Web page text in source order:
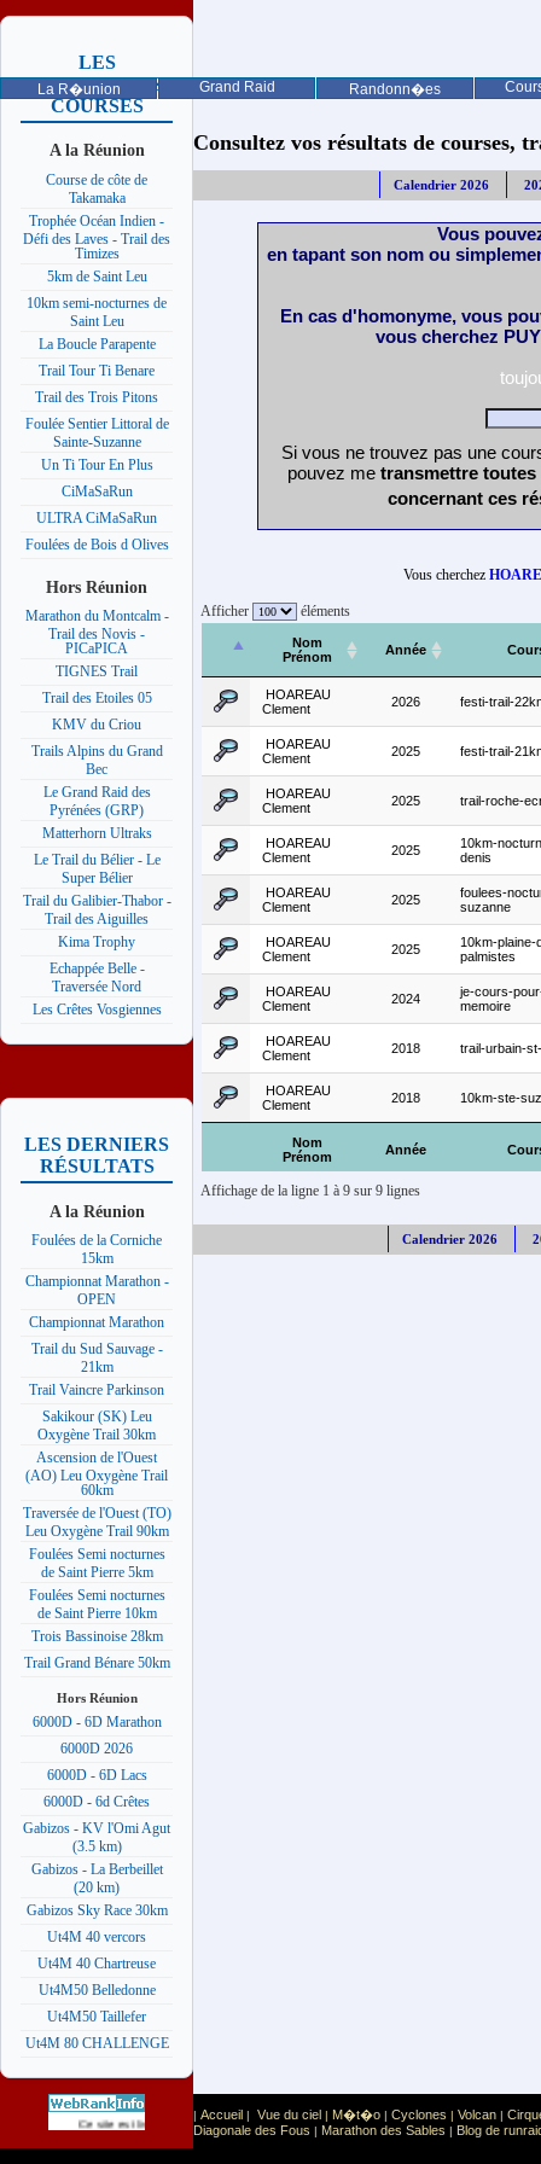
La R�union Grand Raid Randonn�es
LES
PROCHAINES
COURSES
A la Réunion
Course de côte de
Takamaka
Trophée Océan Indien -
Défi des Laves - Trail des
Timizes
5km de Saint Leu
10km semi-nocturnes de
Saint Leu
La Boucle Parapente
Trail Tour Ti Benare
Trail des Trois Pitons
Foulée Sentier Littoral de
Sainte-Suzanne
Un Ti Tour En Plus
CiMaSaRun
ULTRA CiMaSaRun
Foulées de Bois d Olives
Hors Réunion
Marathon du Montcalm -
Trail des Novis -
PICaPICA
TIGNES Trail
Trail des Etoiles 05
KMV du Criou
Trails Alpins du Grand
Bec
Le Grand Raid des
Pyrénées (GRP)
Matterhorn Ultraks
Le Trail du Bélier - Le
Super Bélier
Trail du Galibier-Thabor -
Trail des Aiguilles
Kima Trophy
Echappée Belle -
Traversée Nord
Les Crêtes Vosgiennes
LES DERNIERS
RÉSULTATS
A la Réunion
Foulées de la Corniche
15km
Championnat Marathon -
OPEN
Championnat Marathon
Trail du Sud Sauvage -
21km
Trail Vaincre Parkinson
Sakikour (SK) Leu
Oxygène Trail 30km
Ascension de l'Ouest
(AO) Leu Oxygène Trail
60km
Traversée de l'Ouest (TO)
Leu Oxygène Trail 90km
Foulées Semi nocturnes
de Saint Pierre 5km
Foulées Semi nocturnes
de Saint Pierre 10km
Trois Bassinoise 28km
Trail Grand Bénare 50km
Hors Réunion
6000D - 6D Marathon
6000D 2026
6000D - 6D Lacs
6000D - 6d Crêtes
Gabizos - KV l'Omi Agut
(3.5 km)
Gabizos - La Berbeillet
(20 km)
Gabizos Sky Race 30km
Ut4M 40 vercors
Ut4M 40 Chartreuse
Ut4M50 Belledonne
Ut4M50 Taillefer
Ut4M 80 CHALLENGE
Consultez vos résultats de courses,
Calendrier 2026
Vous
en tapant son nom ou
En cas d'homonyme, vous
vous cherchez
Si vous ne trouvez pas une
pouvez me transmettre
concernant ces
Vous cherchez
Afficher éléments
Nom
Prénom
Année
Nom
Prénom
Année
HOAREAU
Clement
2026 festi-trail-
HOAREAU
Clement
2025 festi-trail-
HOAREAU
Clement
2025 trail-roche-
HOAREAU
Clement
2025
10km-
denis
HOAREAU
Clement
2025
foulees-
suzanne
HOAREAU
Clement
2025
10km-plaine-
palmistes
HOAREAU
Clement
2024
je-cours-
memoire
HOAREAU
Clement
2018 trail-urbain-
HOAREAU
Clement
2018 10km-ste-
Affichage de la ligne 1 à 9 sur 9 lignes
Calendrier 2026
Ce site est list� dans la cat�gorie Sport Sports extr�mes
| Accueil | Vue du ciel | M�t�o | Cyclones | Volcan |
Diagonale des Fous | Marathon des Sables | Blog de